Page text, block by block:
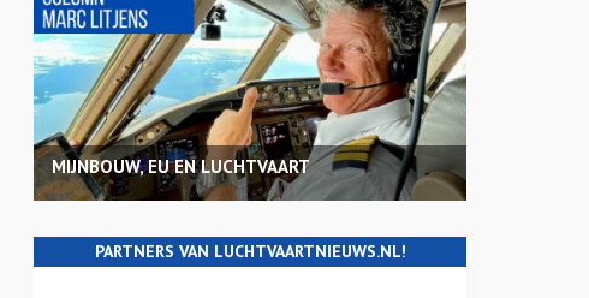
MIJNBOUW, EU EN LUCHTVAART
PARTNERS VAN LUCHTVAARTNIEUWS.NL!